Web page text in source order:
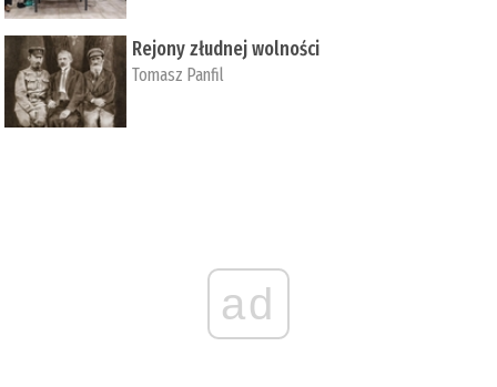
Rejony złudnej wolności
Tomasz Panfil
ad